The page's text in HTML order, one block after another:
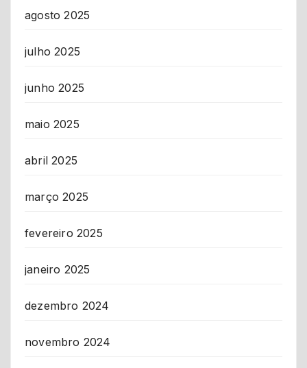
agosto 2025
julho 2025
junho 2025
maio 2025
abril 2025
março 2025
fevereiro 2025
janeiro 2025
dezembro 2024
novembro 2024